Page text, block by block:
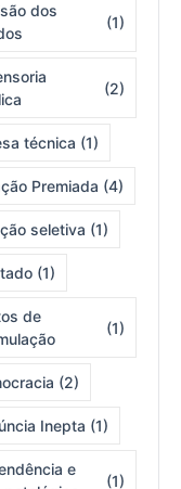
dos
(1)
(2)
técnica (1)
Premiada (4)
seletiva (1)
(1)
de
(1)
(2)
Inepta (1)
e
(1)